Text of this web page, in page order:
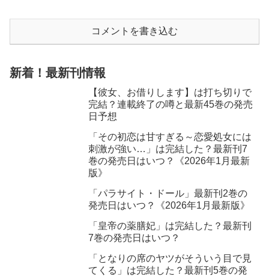
コメントを書き込む
新着！最新刊情報
【彼女、お借りします】は打ち切りで
完結？連載終了の噂と最新45巻の発売
日予想
「その初恋は甘すぎる～恋愛処女には
刺激が強い…」は完結した？最新刊7
巻の発売日はいつ？《2026年1月最新
版》
「パラサイト・ドール」最新刊2巻の
発売日はいつ？《2026年1月最新版》
「皇帝の薬膳妃」は完結した？最新刊
7巻の発売日はいつ？
「となりの席のヤツがそういう目で見
てくる」は完結した？最新刊5巻の発